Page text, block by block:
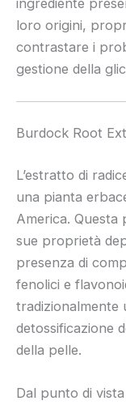
ingrediente
loro origini,
contrastare i
gestione della
Burdock Root
L’estratto di
una pianta
America. Questa
sue proprietà
presenza di
fenolici e
tradizionalmente
detossificazione
della pelle.
Dal punto di